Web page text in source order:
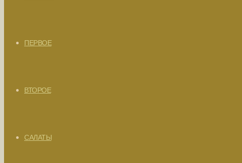
ПЕРВОЕ
ВТОРОЕ
САЛАТЫ